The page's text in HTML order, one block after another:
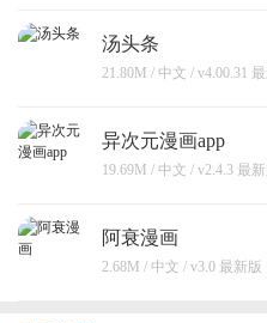
汤头条
21.80M / 中文 / v4.00.31
异次元漫画app
19.69M / 中文 / v2.4.3 最新
阿衰漫画
2.68M / 中文 / v3.0 最新版